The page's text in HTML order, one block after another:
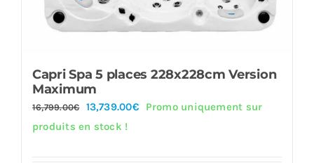
Capri Spa 5 places 228x228cm Version
Maximum
16,799.00€
Le
prix
13,739.00€LePromo uniquement sur
produits en stock !